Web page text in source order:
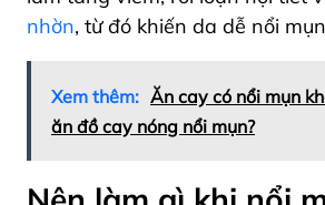
nhờn, từ đó khiến da dễ nổi
Xem thêm: Ăn cay có nổi mụn
ăn đồ cay nóng nổi mụn?